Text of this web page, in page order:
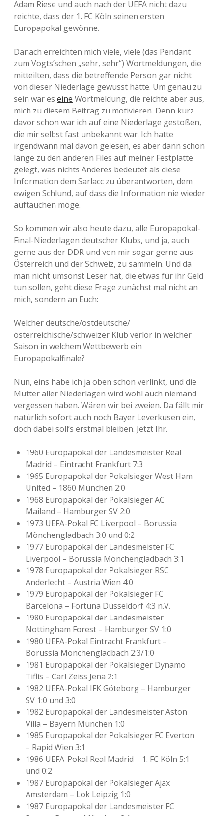
Adam Riese und auch nach der UEFA nicht dazu
reichte, dass der 1. FC Köln seinen ersten
Europapokal gewönne.
Danach erreichten mich viele, viele (das Pendant
zum Vogts’schen „sehr, sehr“) Wortmeldungen, die
mitteilten, dass die betreffende Person gar nicht
von dieser Niederlage gewusst hätte. Um genau zu
sein war es eine Wortmeldung, die reichte aber aus,
mich zu diesem Beitrag zu motivieren. Denn kurz
davor schon war ich auf eine Niederlage gestoßen,
die mir selbst fast unbekannt war. Ich hatte
irgendwann mal davon gelesen, es aber dann schon
lange zu den anderen Files auf meiner Festplatte
gelegt, was nichts Anderes bedeutet als diese
Information dem Sarlacc zu überantworten, dem
ewigen Schlund, auf dass die Information nie wieder
auftauchen möge.
So kommen wir also heute dazu, alle Europapokal-
Final-Niederlagen deutscher Klubs, und ja, auch
gerne aus der DDR und von mir sogar gerne aus
Österreich und der Schweiz, zu sammeln. Und da
man nicht umsonst Leser hat, die etwas für ihr Geld
tun sollen, geht diese Frage zunächst mal nicht an
mich, sondern an Euch:
Welcher deutsche/ostdeutsche/
österreichische/schweizer Klub verlor in welcher
Saison in welchem Wettbewerb ein
Europapokalfinale?
Nun, eins habe ich ja oben schon verlinkt, und die
Mutter aller Niederlagen wird wohl auch niemand
vergessen haben. Wären wir bei zweien. Da fällt mir
natürlich sofort auch noch Bayer Leverkusen ein,
doch dabei soll’s erstmal bleiben. Jetzt Ihr.
1960 Europapokal der Landesmeister Real
Madrid – Eintracht Frankfurt 7:3
1965 Europapokal der Pokalsieger West Ham
United – 1860 München 2:0
1968 Europapokal der Pokalsieger AC
Mailand – Hamburger SV 2:0
1973 UEFA-Pokal FC Liverpool – Borussia
Mönchengladbach 3:0 und 0:2
1977 Europapokal der Landesmeister FC
Liverpool – Borussia Mönchengladbach 3:1
1978 Europapokal der Pokalsieger RSC
Anderlecht – Austria Wien 4:0
1979 Europapokal der Pokalsieger FC
Barcelona – Fortuna Düsseldorf 4:3 n.V.
1980 Europapokal der Landesmeister
Nottingham Forest – Hamburger SV 1:0
1980 UEFA-Pokal Eintracht Frankfurt –
Borussia Mönchengladbach 2:3/1:0
1981 Europapokal der Pokalsieger Dynamo
Tiflis – Carl Zeiss Jena 2:1
1982 UEFA-Pokal IFK Göteborg – Hamburger
SV 1:0 und 3:0
1982 Europapokal der Landesmeister Aston
Villa – Bayern München 1:0
1985 Europapokal der Pokalsieger FC Everton
– Rapid Wien 3:1
1986 UEFA-Pokal Real Madrid – 1. FC Köln 5:1
und 0:2
1987 Europapokal der Pokalsieger Ajax
Amsterdam – Lok Leipzig 1:0
1987 Europapokal der Landesmeister FC